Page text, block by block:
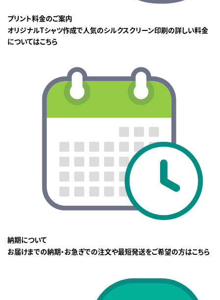
プリント料金のご案内
オリジナルTシャツ作成で人気のシルクスクリーン印刷の詳しい料金
についてはこちら
納期について
お届けまでの納期・お急ぎでの注文や最短発送をご希望の方はこちら